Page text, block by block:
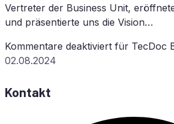
Vertreter der Business Unit,
und präsentierte uns die Vision…
Kommentare deaktiviert für Tec­Doc
02.08.2024
Kontakt